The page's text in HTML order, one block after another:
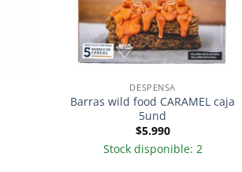
DESPENSA
Barras wild food CARAMEL caja
5und
$5.990
Stock disponible: 2